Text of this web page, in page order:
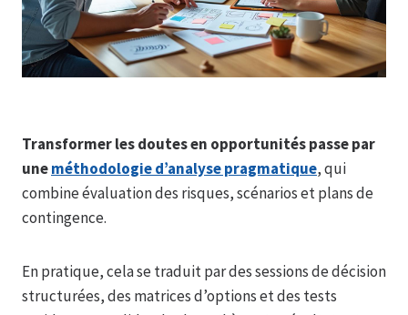
Transformer les doutes en opportunités passe par
uneméthodologie d’analyse pragmatique, qui
combine évaluation des risques, scénarios et plans de
contingence.
En pratique, cela se traduit par des sessions de décision
structurées, des matrices d’options et des tests